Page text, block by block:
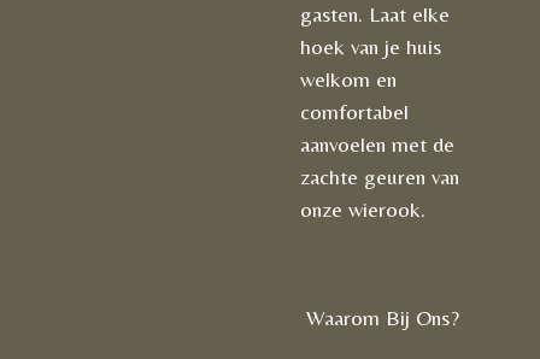
gasten. Laat elke
hoek van je huis
welkom en
comfortabel
aanvoelen met de
zachte geuren van
onze wierook.
Waarom Bij Ons?